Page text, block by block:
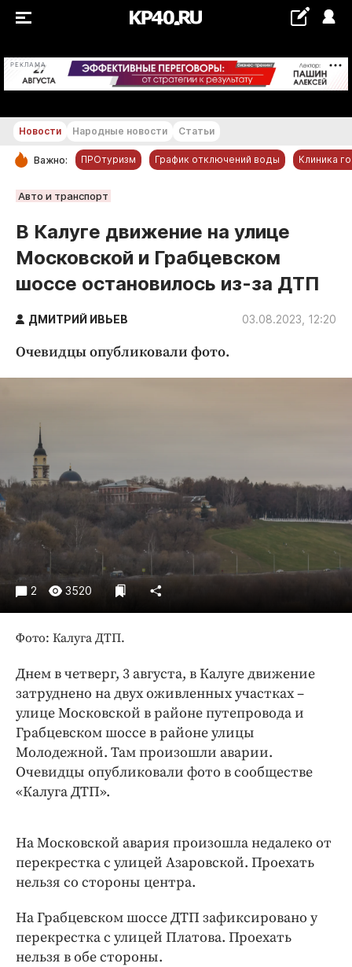
РЕКЛАМА +22...+23 °С
РУБРИКИ
Новости компаний
Статьи
Народные новости
Авто и транспорт
Криминал
Погода
Праздники
Происшествия
Спорт
Экономика и бизнес
Блоги
Медиаперсона
Интересное чтиво
Клиника года
Бренд года
Работодатель года
Новости Народные новости Статьи
Важно: ПРОтуризм График отключений воды Клиника
Авто и транспорт
В Калуге движение на улице
Московской и Грабцевском
шоссе остановилось из-за ДТП
ДМИТРИЙ ИВЬЕВ 03.08.2023, 12:20
Очевидцы опубликовали фото.
2 3520
Фото: Калуга ДТП.
Днем в четверг, 3 августа, в Калуге движение
затруднено на двух оживленных участках –
улице Московской в районе путепровода и
Грабцевском шоссе в районе улицы
Молодежной. Там произошли аварии.
Очевидцы опубликовали фото в сообществе
«Калуга ДТП».
На Московской авария произошла недалеко от
перекрестка с улицей Азаровской. Проехать
нельзя со стороны центра.
На Грабцевском шоссе ДТП зафиксировано у
перекрестка с улицей Платова. Проехать
нельзя в обе стороны.